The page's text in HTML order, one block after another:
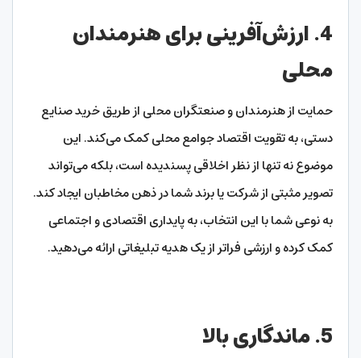
4. ارزش‌آفرینی برای هنرمندان
محلی
حمایت از هنرمندان و صنعتگران محلی از طریق خرید صنایع
دستی، به تقویت اقتصاد جوامع محلی کمک می‌کند. این
موضوع نه تنها از نظر اخلاقی پسندیده است، بلکه می‌تواند
تصویر مثبتی از شرکت یا برند شما در ذهن مخاطبان ایجاد کند.
به نوعی شما با این انتخاب، به پایداری اقتصادی و اجتماعی
کمک کرده و ارزشی فراتر از یک هدیه تبلیغاتی ارائه می‌دهید.
5. ماندگاری بالا